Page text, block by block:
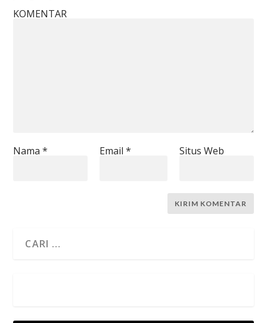
KOMENTAR
Nama* Email * Situs Web